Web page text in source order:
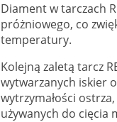
Diament w tarczach
próżniowego, co
temperatury.
Kolejną zaletą tarcz
wytwarzanych iskier
wytrzymałości
używanych do cięcia